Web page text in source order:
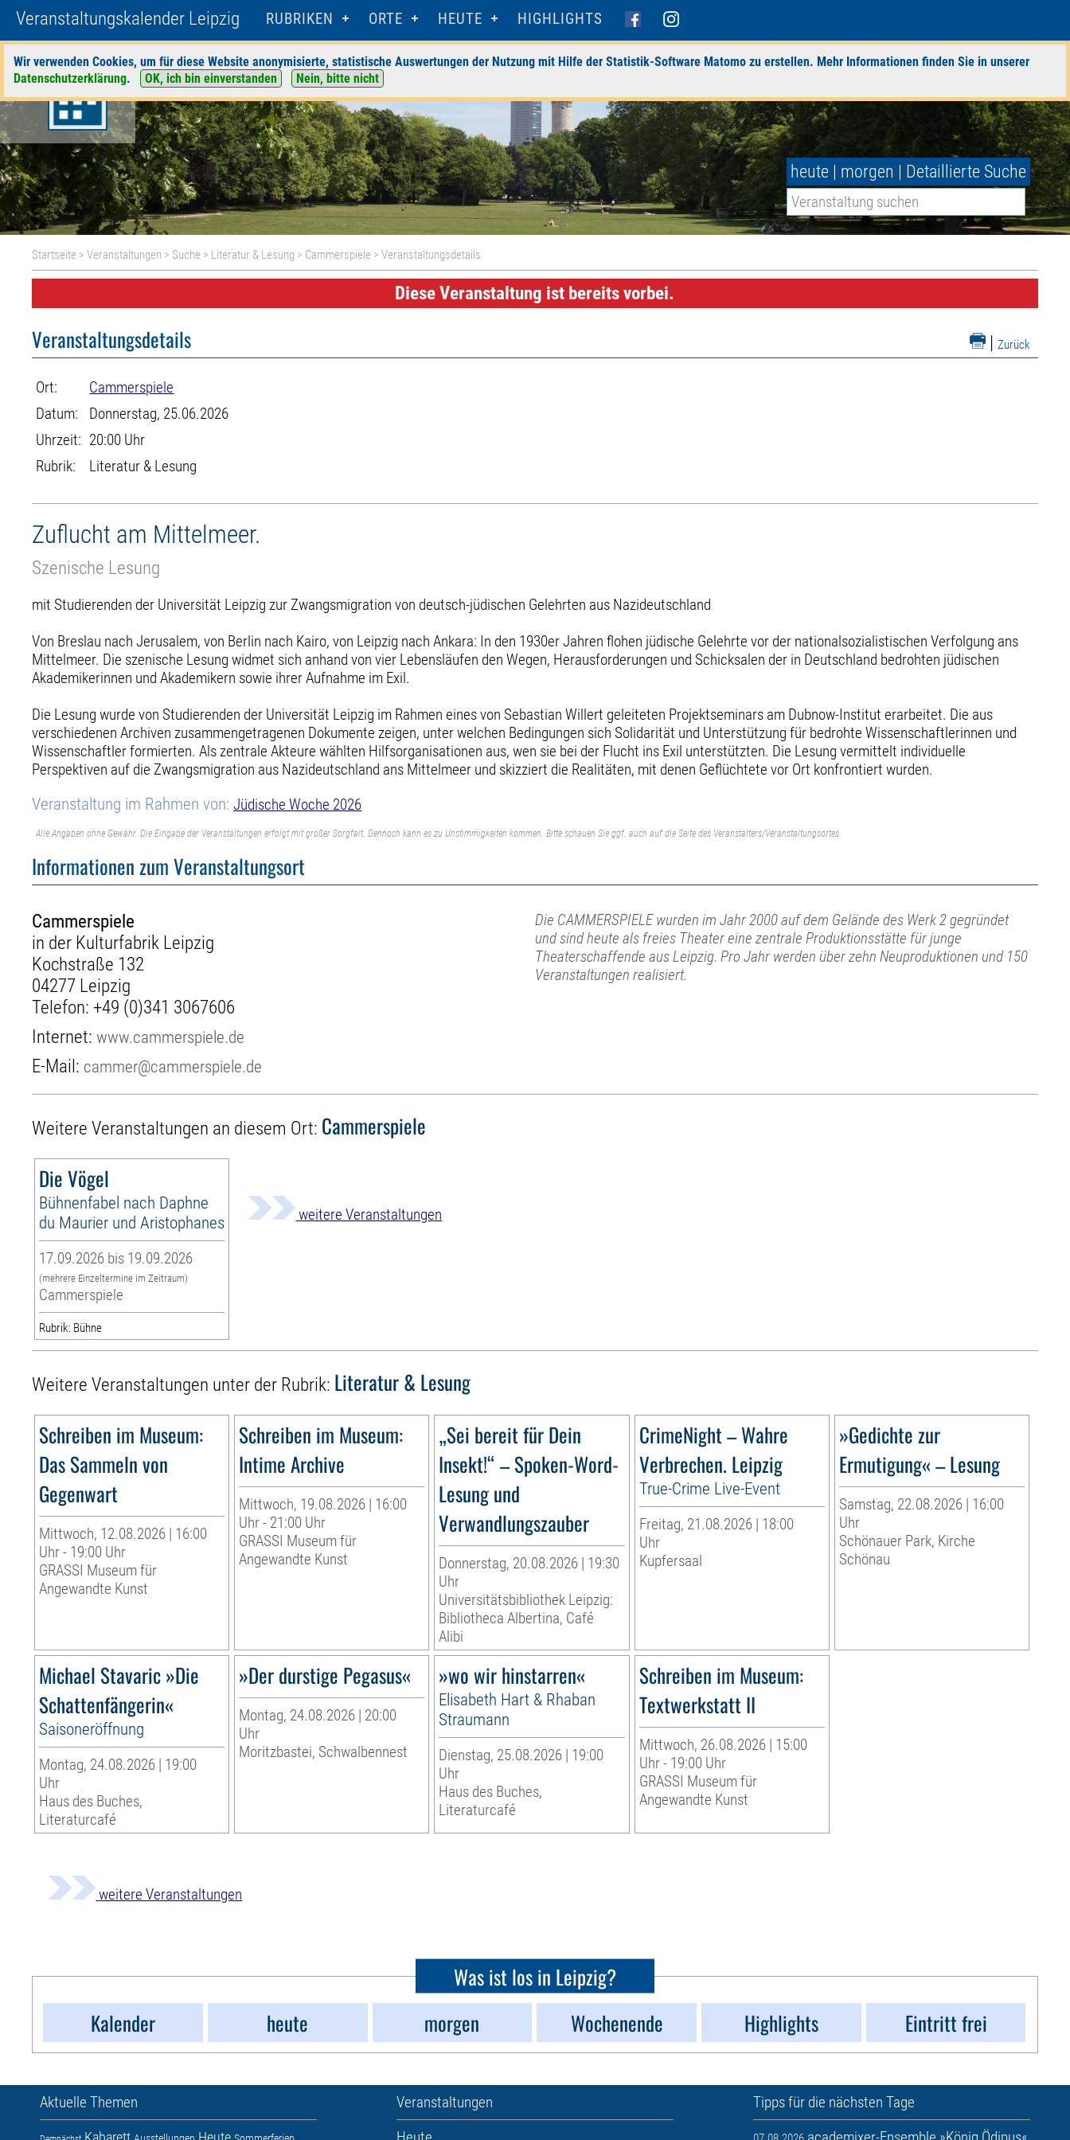
Veranstaltungskalender Leipzig RUBRIKEN ORTE HEUTE HIGHLIGHTS
Wir verwenden Cookies, um für diese Website anonymisierte, statistische Auswertungen der Nutzung mit Hilfe der Statistik-Software Matomo zu erstellen. Mehr Informationen finden Sie in unserer
Datenschutzerklärung. OK, ich bin einverstanden Nein, bitte nicht
heute | morgen | Detaillierte Suche
Startseite >Veranstaltungen > Suche > Literatur & Lesung > Cammerspiele > Veranstaltungsdetails
Diese Veranstaltung ist bereits vorbei.
| Zurück
Veranstaltungsdetails
Ort:
Cammerspiele
Datum:
Donnerstag, 25.06.2026
Uhrzeit: 20:00 Uhr
Rubrik:
Literatur & Lesung
Zuflucht am Mittelmeer.
Szenische Lesung
mit Studierenden der Universität Leipzig zur Zwangsmigration von deutsch-jüdischen Gelehrten aus Nazideutschland
Von Breslau nach Jerusalem, von Berlin nach Kairo, von Leipzig nach Ankara: In den 1930er Jahren flohen jüdische Gelehrte vor der nationalsozialistischen Verfolgung ans
Mittelmeer. Die szenische Lesung widmet sich anhand von vier Lebensläufen den Wegen, Herausforderungen und Schicksalen der in Deutschland bedrohten jüdischen
Akademikerinnen und Akademikern sowie ihrer Aufnahme im Exil.
Die Lesung wurde von Studierenden der Universität Leipzig im Rahmen eines von Sebastian Willert geleiteten Projektseminars am Dubnow-Institut erarbeitet. Die aus
verschiedenen Archiven zusammengetragenen Dokumente zeigen, unter welchen Bedingungen sich Solidarität und Unterstützung für bedrohte Wissenschaftlerinnen und
Wissenschaftler formierten. Als zentrale Akteure wählten Hilfsorganisationen aus, wen sie bei der Flucht ins Exil unterstützten. Die Lesung vermittelt individuelle
Perspektiven auf die Zwangsmigration aus Nazideutschland ans Mittelmeer und skizziert die Realitäten, mit denen Geflüchtete vor Ort konfrontiert wurden.
Veranstaltung im Rahmen von:Jüdische Woche 2026
Alle Angaben ohne Gewähr. Die Eingabe der Veranstaltungen erfolgt mit großer Sorgfalt. Dennoch kann es zu Unstimmigkeiten kommen. Bitte schauen Sie ggf. auch auf die Seite des Veranstalters/Veranstaltungsortes.
Informationen zum Veranstaltungsort
Cammerspiele
in der Kulturfabrik Leipzig
Kochstraße 132
04277 Leipzig
Telefon: +49 (0)341 3067606
Internet:www.cammerspiele.de
E-Mail: cammer@cammerspiele.de
Die CAMMERSPIELE wurden im Jahr 2000 auf dem Gelände des Werk 2 gegründet
und sind heute als freies Theater eine zentrale Produktionsstätte für junge
Theaterschaffende aus Leipzig. Pro Jahr werden über zehn Neuproduktionen und 150
Veranstaltungen realisiert.
Weitere Veranstaltungen an diesem Ort: Cammerspiele
Die Vögel
Bühnenfabel nach Daphne
du Maurier und Aristophanes
17.09.2026 bis 19.09.2026
(mehrere Einzeltermine im Zeitraum)
Cammerspiele
Rubrik: Bühne
weitere Veranstaltungen
Weitere Veranstaltungen unter der Rubrik: Literatur & Lesung
Schreiben im Museum:
Das Sammeln von
Gegenwart
Mittwoch, 12.08.2026 | 16:00
Uhr - 19:00 Uhr
GRASSI Museum für
Angewandte Kunst
Schreiben im Museum:
Intime Archive
Mittwoch, 19.08.2026 | 16:00
Uhr - 21:00 Uhr
GRASSI Museum für
Angewandte Kunst
„Sei bereit für Dein
Insekt!“ – Spoken-Word-
Lesung und
Verwandlungszauber
Donnerstag, 20.08.2026 | 19:30
Uhr
Universitätsbibliothek Leipzig:
Bibliotheca Albertina, Café
Alibi
CrimeNight – Wahre
Verbrechen. Leipzig
True-Crime Live-Event
Freitag, 21.08.2026 | 18:00
Uhr
Kupfersaal
»Gedichte zur
Ermutigung« – Lesung
Samstag, 22.08.2026 | 16:00
Uhr
Schönauer Park, Kirche
Schönau
Michael Stavaric »Die
Schattenfängerin«
Saisoneröffnung
Montag, 24.08.2026 | 19:00
Uhr
Haus des Buches,
Literaturcafé
»Der durstige Pegasus«
Montag, 24.08.2026 | 20:00
Uhr
Moritzbastei, Schwalbennest
»wo wir hinstarren«
Elisabeth Hart & Rhaban
Straumann
Dienstag, 25.08.2026 | 19:00
Uhr
Haus des Buches,
Literaturcafé
Schreiben im Museum:
Textwerkstatt II
Mittwoch, 26.08.2026 | 15:00
Uhr - 19:00 Uhr
GRASSI Museum für
Angewandte Kunst
weitere Veranstaltungen
Was ist los in Leipzig?
Kalender
heute morgen Wochenende Highlights Eintritt frei
Aktuelle Themen
Veranstaltungen
Tipps für die nächsten Tage